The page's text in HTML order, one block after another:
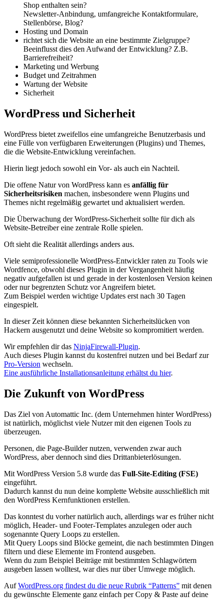
Shop enthalten sein?
Newsletter-Anbindung, umfangreiche Kontaktformulare,
Stellenbörse, Blog?
Hosting und Domain
richtet sich die Website an eine bestimmte Zielgruppe?
Beeinflusst dies den Aufwand der Entwicklung? Z.B.
Barrierefreiheit?
Marketing und Werbung
Budget und Zeitrahmen
Wartung der Website
Sicherheit
WordPress und Sicherheit
WordPress bietet zweifellos eine umfangreiche Benutzerbasis und
eine Fülle von verfügbaren Erweiterungen (Plugins) und Themes,
die die Website-Entwicklung vereinfachen.
Hierin liegt jedoch sowohl ein Vor- als auch ein Nachteil.
Die offene Natur von WordPress kann es anfällig für
Sicherheitsrisiken machen, insbesondere wenn Plugins und
Themes nicht regelmäßig gewartet und aktualisiert werden.
Die Überwachung der WordPress-Sicherheit sollte für dich als
Website-Betreiber eine zentrale Rolle spielen.
Oft sieht die Realität allerdings anders aus.
Viele semiprofessionelle WordPress-Entwickler raten zu Tools wie
Wordfence, obwohl dieses Plugin in der Vergangenheit häufig
negativ aufgefallen ist und gerade in der kostenlosen Version keinen
oder nur begrenzten Schutz vor Angreifern bietet.
Zum Beispiel werden wichtige Updates erst nach 30 Tagen
eingespielt.
In dieser Zeit können diese bekannten Sicherheitslücken von
Hackern ausgenutzt und deine Website so kompromitiert werden.
Wir empfehlen dir das NinjaFirewall-Plugin.
Auch dieses Plugin kannst du kostenfrei nutzen und bei Bedarf zur
Pro-Version wechseln.
Eine ausführliche Installationsanleitung erhältst du hier.
Die Zukunft von WordPress
Das Ziel von Automattic Inc. (dem Unternehmen hinter WordPress)
ist natürlich, möglichst viele Nutzer mit den eigenen Tools zu
überzeugen.
Personen, die Page-Builder nutzen, verwenden zwar auch
WordPress, aber dennoch sind dies Drittanbieterlösungen.
Mit WordPress Version 5.8 wurde das Full-Site-Editing (FSE)
eingeführt.
Dadurch kannst du nun deine komplette Website ausschließlich mit
den WordPress Kernfunktionen erstellen.
Das konntest du vorher natürlich auch, allerdings war es früher nicht
möglich, Header- und Footer-Templates anzulegen oder auch
sogenannte Query Loops zu erstellen.
Mit Query Loops sind Blöcke gemeint, die nach bestimmten Dingen
filtern und diese Elemente im Frontend ausgeben.
Wenn du zum Beispiel Beiträge mit bestimmten Schlagwörtern
ausgeben lassen wolltest, war dies nur über Umwege möglich.
AufWordPress.org findest du die neue Rubrik “Patterns” mit denen
du gewünschte Elemente ganz einfach per Copy & Paste auf deine